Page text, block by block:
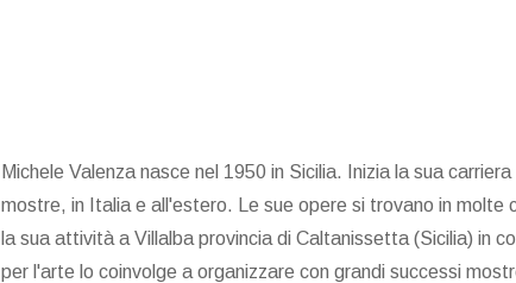
Michele Valenza nasce nel 1950 in Sicilia. Inizia la sua
mostre, in Italia e all'estero. Le sue opere si trovano in molte
la sua attività a Villalba provincia di Caltanissetta (Sicilia) in
per l'arte lo coinvolge a organizzare con grandi successi